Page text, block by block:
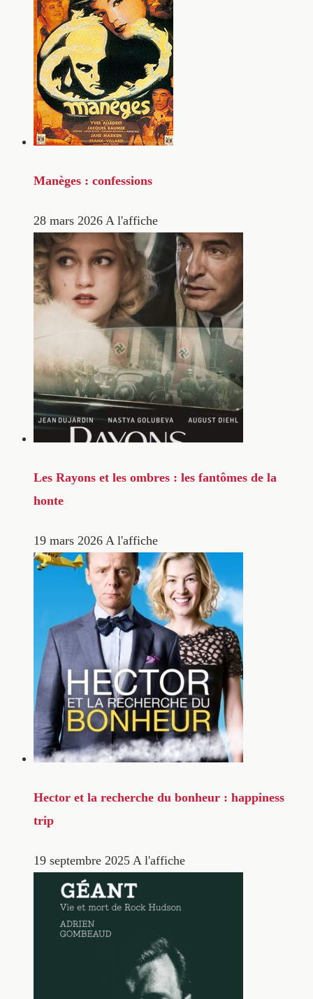
Manèges : confessions
28 mars 2026 A l'affiche
Les Rayons et les ombres : les fantômes de la
honte
19 mars 2026 A l'affiche
Hector et la recherche du bonheur : happiness
trip
19 septembre 2025 A l'affiche